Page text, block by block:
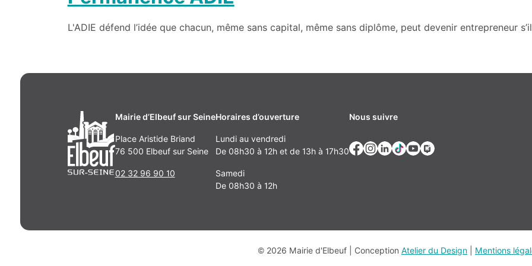
L'ADIE défend l’idée que chacun, même sans capital, même sans diplôme, peut devenir entrepreneur
Mairie d’Elbeuf sur Seine
Place Aristide Briand
76 500 Elbeuf sur Seine
02 32 96 90 10
Horaires d’ouverture
Lundi au vendredi
De 08h30 à 12h et de 13h à 17h30
Samedi
De 08h30 à 12h
Nous suivre
© 2026 Mairie d'Elbeuf | Conception Atelier du Design Mentions